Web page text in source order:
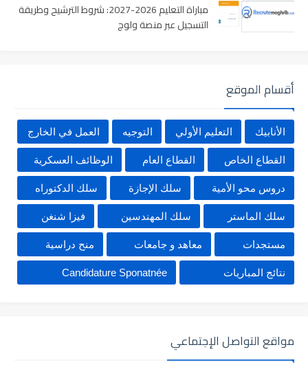
مباراة التعليم 2026-2027: شروط الترشيح وطريقة
التسجيل عبر منصة ولوج
أقسام الموقع
الأنابيك التعليم الأولي التوجيه العمل في الخارج
القطاع الخاص القطاع العام الوظائف العسكرية
دروس محو الأمية سلك الإجازة سلك الدكتوراه
سلك الماستر سلك المهندسين فيزا شنغن
مستجدات معاهد و جامعات منح دراسية
نتائج المباريات Candidature Sponatnée
مواقع التواصل الإجتماعي